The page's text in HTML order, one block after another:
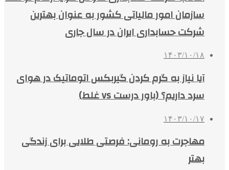
سازمان امور مالیاتی کشور به عنوان بهترین
شرکت حسابداری ایران در سال جاری
۱۴۰۳/۱۰/۱۸
آیا نیاز به گرم کردن گیربکس اتوماتیک در هوای
سرد داریم؟ (باور درست vs غلط)
۱۴۰۳/۱۰/۱۷
مهاجرت به رومانی: فرصتی طلایی برای زندگی
بهتر